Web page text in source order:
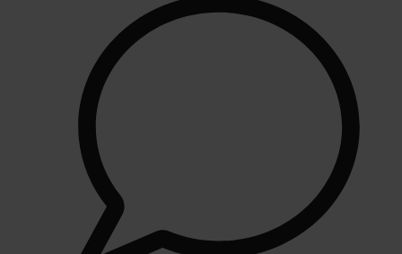
Kundenbewertungen und Erfahrungen zu
Hero Software